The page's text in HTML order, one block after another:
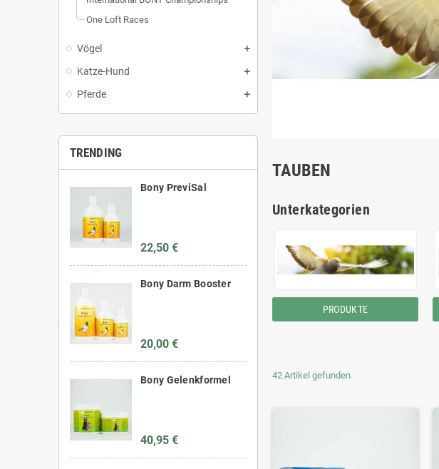
One Loft Races
Vögel
Katze-Hund
Pferde
TRENDING
Bony PreviSal
22,50 €
Bony Darm Booster
20,00 €
Bony Gelenkformel
40,95 €
TAUBEN
Unterkategorien
PRODUKTE
42 Artikel gefunden